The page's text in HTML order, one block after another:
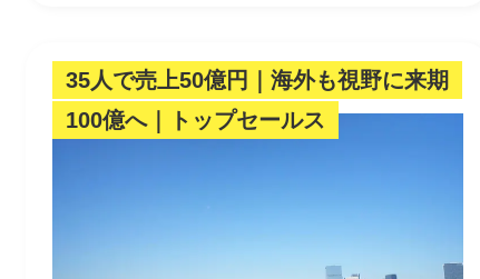
35人で売上50億円｜海外も視野に来期
100億へ｜トップセールス